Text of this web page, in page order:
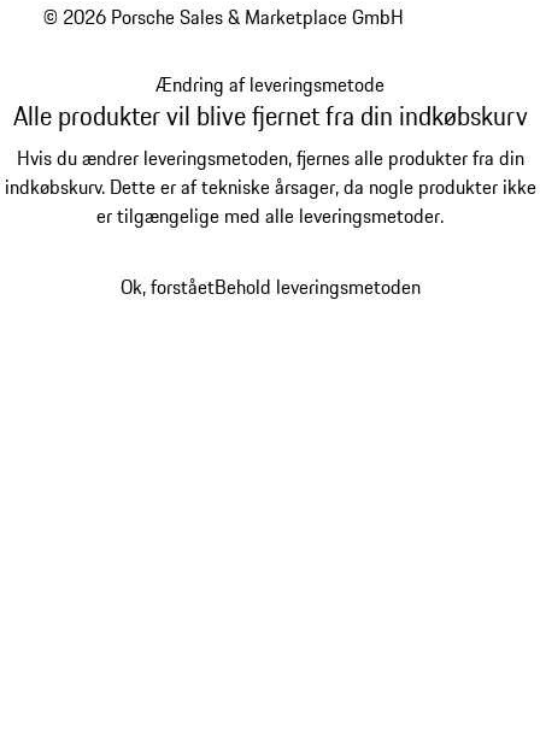
© 2026 Porsche Sales & Marketplace GmbH
Ændring af leveringsmetode
Alle produkter vil blive fjernet fra din indkøbskurv
Hvis du ændrer leveringsmetoden, fjernes alle produkter fra din
indkøbskurv. Dette er af tekniske årsager, da nogle produkter ikke
er tilgængelige med alle leveringsmetoder.
Ok, forståetBehold leveringsmetoden